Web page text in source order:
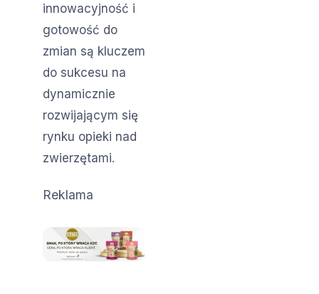
innowacyjność i
gotowość do
zmian są kluczem
do sukcesu na
dynamicznie
rozwijającym się
rynku opieki nad
zwierzętami.
Reklama